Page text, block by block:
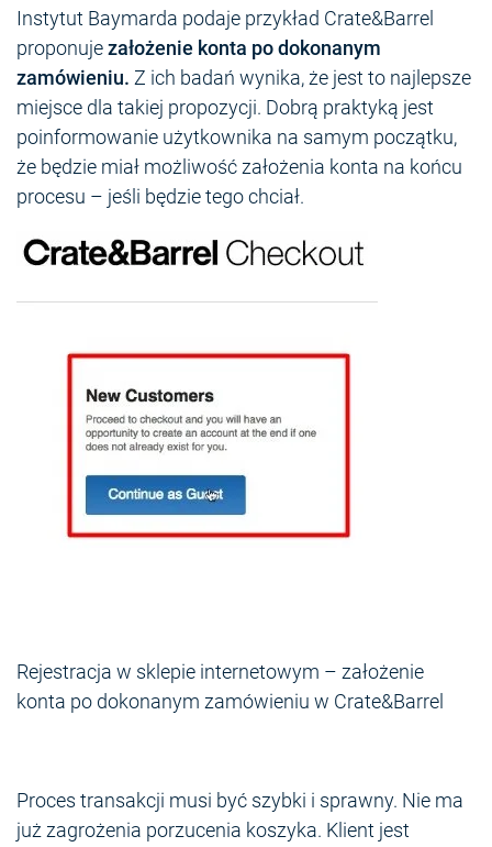
Instytut Baymarda podaje przykład Crate&Barrel
proponujezałożenie konta po dokonanym
zamówieniu. Z ich badań wynika, że jest to najlepsze
miejsce dla takiej propozycji. Dobrą praktyką jest
poinformowanie użytkownika na samym początku,
że będzie miał możliwość założenia konta na końcu
procesu – jeśli będzie tego chciał.
Rejestracja w sklepie internetowym – założenie
konta po dokonanym zamówieniu w Crate&Barrel
Proces transakcji musi być szybki i sprawny. Nie ma
już zagrożenia porzucenia koszyka. Klient jest